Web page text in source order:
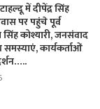
में दीपेंद्र सिंह
पर पहुंचे पूर्व
कोश्यारी, जनसंवाद
समस्याएं, कार्यकर्ताओं